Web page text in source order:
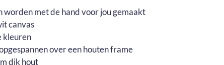
worden met de hand voor jou gemaakt
canvas
kleuren
over een houten frame
dik hout